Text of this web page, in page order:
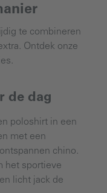
te combineren
Ontdek onze
de dag
poloshirt in een
met een
chino.
het sportieve
licht jack de